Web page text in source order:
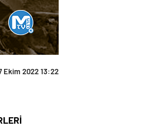
Ekim 2022 13:22